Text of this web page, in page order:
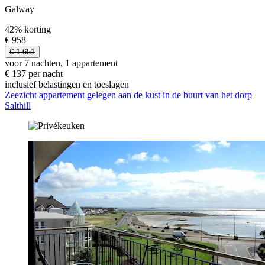
Galway
42% korting
€ 958
€ 1.651
voor 7 nachten, 1 appartement
€ 137 per nacht
inclusief belastingen en toeslagen
Zeezicht appartement gelegen aan de kust in de buurt van het dorp
Salthill